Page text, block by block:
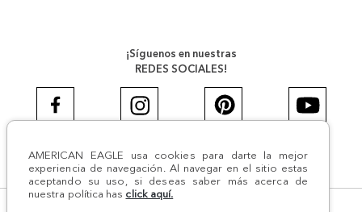
AMERICAN EAGLE usa cookies para darte la mejor
experiencia de navegación. Al navegar en el sitio estas
aceptando su uso, si deseas saber más acerca de
nuestra política has click aquí.
¡Síguenos en nuestras
REDES SOCIALES!
#AEJEANS #AerieREALCOL